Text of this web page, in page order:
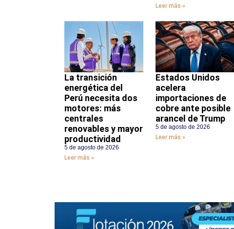
Leer más »
La transición
energética del
Perú necesita dos
motores: más
centrales
renovables y mayor
productividad
5 de agosto de 2026
Leer más »
Estados Unidos
acelera
importaciones de
cobre ante posible
arancel de Trump
5 de agosto de 2026
Leer más »